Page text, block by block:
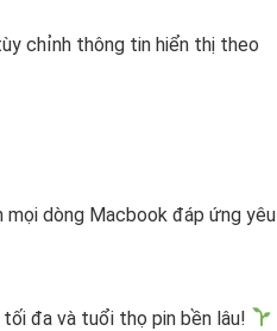
chỉnh thông tin hiển thị theo
dòng Macbook đáp ứng yêu
đa và tuổi thọ pin bền lâu!